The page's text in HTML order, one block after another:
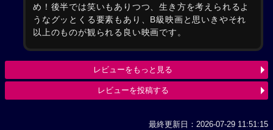
め！後半では笑いもありつつ、生き方を考えられるよ
うなグッとくる要素もあり、B級映画と思いきやそれ
以上のものが観られる良い映画です。
レビューをもっと見る
レビューを投稿する
最終更新日：2026-07-29 11:51:15